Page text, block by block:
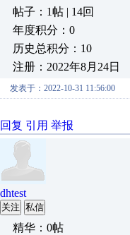
帖子：1帖 | 14回
年度积分：0
历史总积分：10
注册：2022年8月24日
发表于：2022-10-31 11:56:00
回复 引用 举报
dhtest
关注 私信
精华：0帖